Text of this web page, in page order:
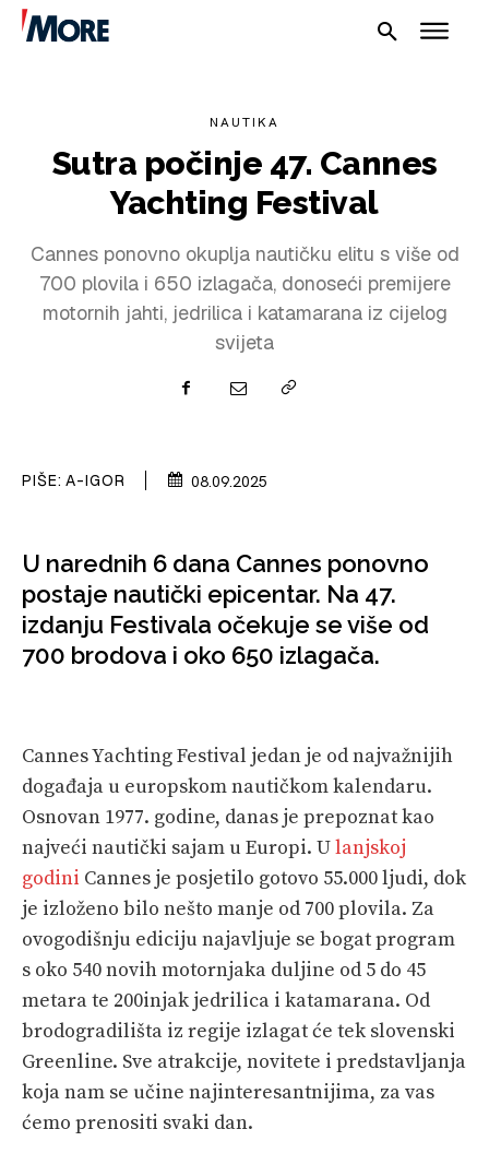
NAUTIKA
SPORT
PRETPLATA
SHOP
NAUTIKA
Sutra počinje 47. Cannes
Yachting Festival
Cannes ponovno okuplja nautičku elitu s više od
700 plovila i 650 izlagača, donoseći premijere
motornih jahti, jedrilica i katamarana iz cijelog
svijeta
PIŠE: A-IGOR 08.09.2025
U narednih 6 dana Cannes ponovno
postaje nautički epicentar. Na 47.
izdanju Festivala očekuje se više od
700 brodova i oko 650 izlagača.
Cannes Yachting Festival jedan je od najvažnijih
događaja u europskom nautičkom kalendaru.
Osnovan 1977. godine, danas je prepoznat kao
najveći nautički sajam u Europi. Ulanjskoj
godini Cannes je posjetilo gotovo 55.000 ljudi, dok
je izloženo bilo nešto manje od 700 plovila. Za
ovogodišnju ediciju najavljuje se bogat program
s oko 540 novih motornjaka duljine od 5 do 45
metara te 200injak jedrilica i katamarana. Od
brodogradilišta iz regije izlagat će tek slovenski
Greenline. Sve atrakcije, novitete i predstavljanja
koja nam se učine najinteresantnijima, za vas
ćemo prenositi svaki dan.